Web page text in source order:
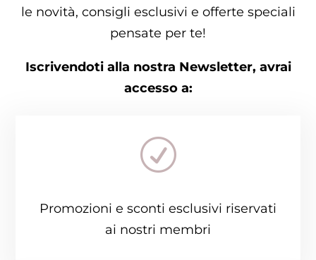
le novità, consigli esclusivi e offerte speciali
pensate per te!
Iscrivendoti alla nostra Newsletter, avrai
accesso a:
R
Promozioni e sconti esclusivi riservati
ai nostri membri